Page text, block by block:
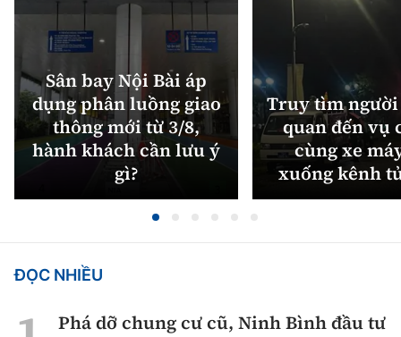
Sân bay Nội Bài áp
dụng phân luồng giao
thông mới từ 3/8,
hành khách cần lưu ý
gì?
Truy tìm
quan đến vụ
cùng xe
xuống kênh
ĐỌC NHIỀU
Phá dỡ chung cư cũ, Ninh Bình đầu tư